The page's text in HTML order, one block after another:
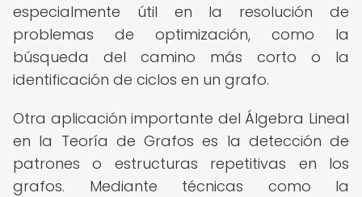
especialmente útil en la resolución de
problemas de optimización, como la
búsqueda del camino más corto o la
identificación de ciclos en un grafo.
Otra aplicación importante del Álgebra Lineal
en la Teoría de Grafos es la detección de
patrones o estructuras repetitivas en los
grafos. Mediante técnicas como la